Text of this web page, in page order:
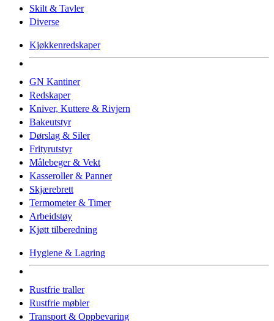
Skilt & Tavler
Diverse
Kjøkkenredskaper
GN Kantiner
Redskaper
Kniver, Kuttere & Rivjern
Bakeutstyr
Dørslag & Siler
Frityrutstyr
Målebeger & Vekt
Kasseroller & Panner
Skjærebrett
Termometer & Timer
Arbeidstøy
Kjøtt tilberedning
Hygiene & Lagring
Rustfrie traller
Rustfrie møbler
Transport & Oppbevaring